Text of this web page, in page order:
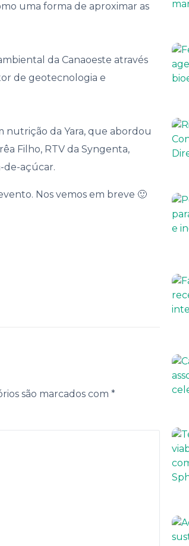
uma forma de aproximar as
da Canaoeste através
de geotecnologia e
nutrição da Yara, que abordou
Filho, RTV da Syngenta,
de-açúcar.
Nos vemos em breve 🙂
são marcados com *